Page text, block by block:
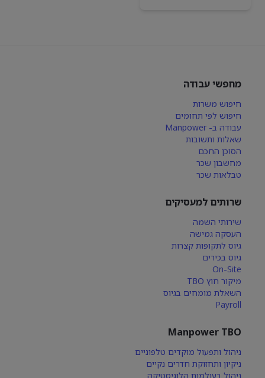
מחפשי עבודה
חיפוש משרות
חיפוש לפי תחומים
עבודה ב- Manpower
שאלות ותשובות
הסוכן החכם
מחשבון שכר
טבלאות שכר
שרותים למעסיקים
שירותי השמה
העסקה גמישה
גיוס לתקופות קצרות
גיוס בכירים
On-Site
מיקור חוץ TBO
השאלת מומחים בגיוס
Payroll
Manpower TBO
ניהול ותפעול מוקדים טלפוניים
ניקיון ותחזוקת חדרים נקיים
ניהול בעולמות הלוגיסטיקה